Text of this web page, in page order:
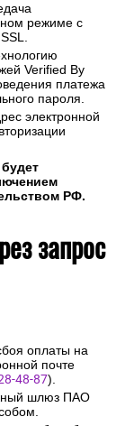
режиме с
Verified By
платежа
пароля.
электронной
РФ.
запрос
оплаты на
почте
48-87).
шлюз ПАО